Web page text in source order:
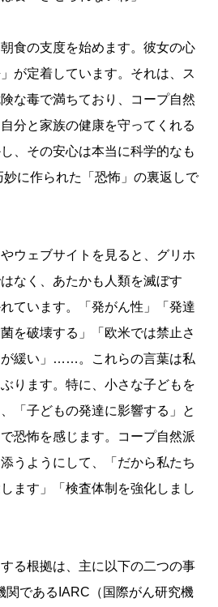
食の支度を始めます。彼女の心
が定着しています。それは、ス
な毒で満ちており、コープ自然
分と家族の健康を守ってくれる
、その安心は本当に科学的なも
に作られた「恐怖」の裏返しで
ウェブサイトを見ると、グリホ
なく、あたかも人類を滅ぼす
ています。「発がん性」「発達
を破壊する」「欧米では禁止さ
緩い」……。これらの言葉は私
ります。特に、小さな子どもを
「子どもの発達に影響する」と
恐怖を感じます。コープ自然派
うようにして、「だから私たち
ます」「検査体制を強化しまし
る根拠は、主に以下の二つの事
関であるIARC（国際がん研究機